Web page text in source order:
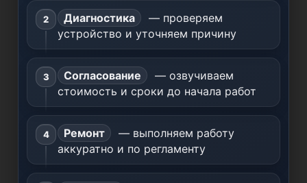
Диагностика
— проверяем
устройство и уточняем причину
Согласование
— озвучиваем
стоимость и сроки до начала работ
Ремонт
— выполняем работу
аккуратно и по регламенту